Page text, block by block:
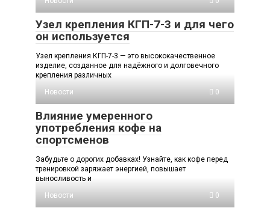
Узел крепления КГП-7-3 и для чего
он используется
Узел крепления КГП-7-3 — это высококачественное
изделие, созданное для надёжного и долговечного
крепления различных
Новости
0
Влияние умеренного
употребления кофе на
спортсменов
Забудьте о дорогих добавках! Узнайте, как кофе перед
тренировкой заряжает энергией, повышает
выносливость и
Новости
0